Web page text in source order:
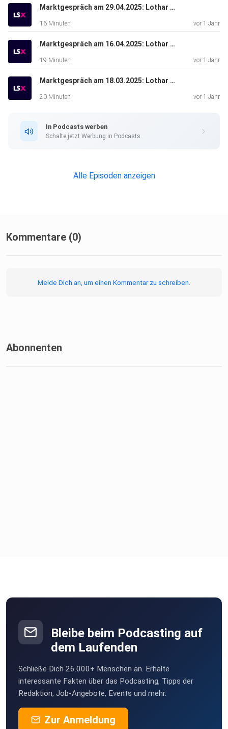
Marktgespräch am 29.04.2025: Lothar Albert & Bastian Galuschka
16 Minuten vor 1 Jahr
Marktgespräch am 16.04.2025: Lothar Albert & Michael Flender
19 Minuten vor 1 Jahr
Marktgespräch am 18.03.2025: Lothar Albert & Valentin Schelbert
20 Minuten vor 1 Jahr
In Podcasts werben
Schalte jetzt Werbung in Podcasts.
Alle Episoden anzeigen
Kommentare (0)
Melde Dich an, um einen Kommentar zu schreiben.
Abonnenten
Bleibe beim Podcasting auf
dem Laufenden
Schließe Dich 26.000+ Menschen an. Erhalte
interessante Fakten über das Podcasting, Tipps der
Redaktion, Job-Angebote, Events und mehr.
Zur Anmeldung